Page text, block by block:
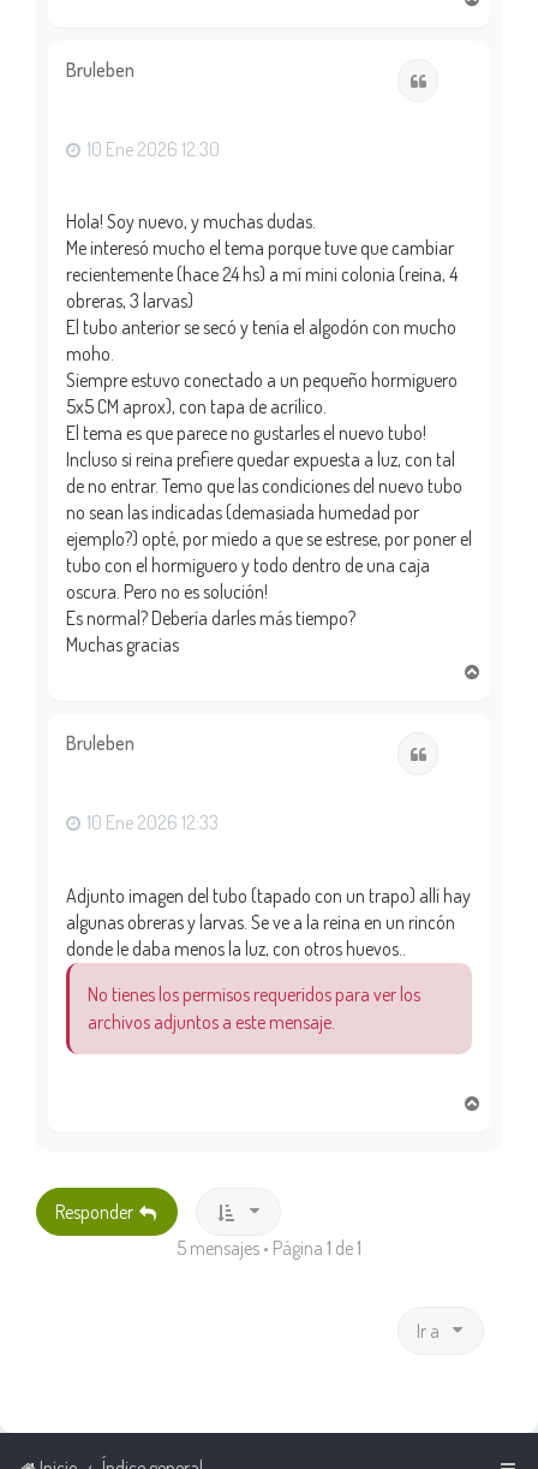
Bruleben
10 Ene 2026 12:30
Hola! Soy nuevo, y muchas dudas.
Me interesó mucho el tema porque tuve que cambiar
recientemente (hace 24 hs) a mí mini colonia (reina, 4
obreras, 3 larvas)
El tubo anterior se secó y tenía el algodón con mucho
moho.
Siempre estuvo conectado a un pequeño hormiguero
5x5 CM aprox), con tapa de acrílico.
El tema es que parece no gustarles el nuevo tubo!
Incluso si reina prefiere quedar expuesta a luz, con tal
de no entrar. Temo que las condiciones del nuevo tubo
no sean las indicadas (demasiada humedad por
ejemplo?) opté, por miedo a que se estrese, por poner el
tubo con el hormiguero y todo dentro de una caja
oscura. Pero no es solución!
Es normal? Debería darles más tiempo?
Muchas gracias
Bruleben
10 Ene 2026 12:33
Adjunto imagen del tubo (tapado con un trapo) allí hay
algunas obreras y larvas. Se ve a la reina en un rincón
donde le daba menos la luz, con otros huevos..
No tienes los permisos requeridos para ver los
archivos adjuntos a este mensaje.
Responder
5 mensajes • Página 1 de1
Ir a